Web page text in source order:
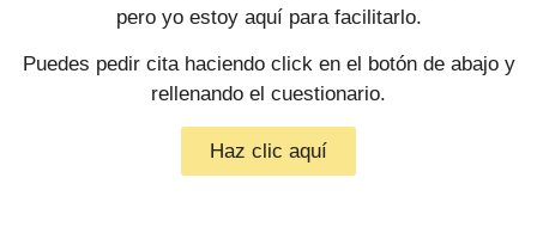
pero yo estoy aquí para facilitarlo.
Puedes pedir cita haciendo click en el botón de abajo y
rellenando el cuestionario.
Haz clic aquí